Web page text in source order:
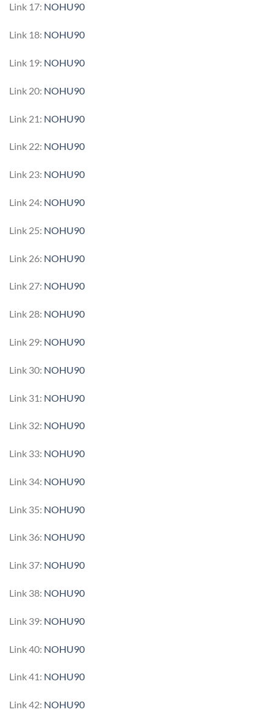
Link 17: NOHU90
Link 18: NOHU90
Link 19: NOHU90
Link 20: NOHU90
Link 21: NOHU90
Link 22: NOHU90
Link 23: NOHU90
Link 24: NOHU90
Link 25: NOHU90
Link 26: NOHU90
Link 27: NOHU90
Link 28: NOHU90
Link 29: NOHU90
Link 30: NOHU90
Link 31: NOHU90
Link 32: NOHU90
Link 33: NOHU90
Link 34: NOHU90
Link 35: NOHU90
Link 36: NOHU90
Link 37: NOHU90
Link 38: NOHU90
Link 39: NOHU90
Link 40: NOHU90
Link 41: NOHU90
Link 42: NOHU90